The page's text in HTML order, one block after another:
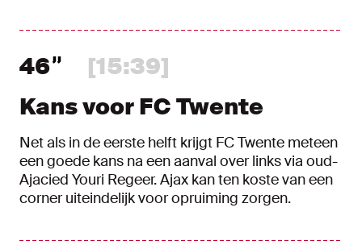
46
[15:39]
Kans voor FC Twente
Net als in de eerste helft krijgt FC Twente meteen
een goede kans na een aanval over links via oud-
Ajacied Youri Regeer. Ajax kan ten koste van een
corner uiteindelijk voor opruiming zorgen.